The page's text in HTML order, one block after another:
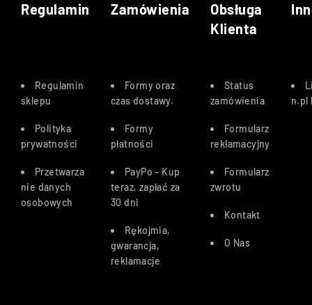
Regulamin Zamówienia
Obsługa
Klienta
Regulamin
sklepu
Polityka
prywatności
Przetwarza
nie danych
osobowych
Formy oraz
czas dostawy.
Formy
płatności
PayPo – Kup
teraz, zapłać za
30 dni
Rękojmia,
gwarancja,
reklamacje
Status
zamówienia
Formularz
reklamacyjny
Formularz
zwrotu
Kontakt
O Nas
n.pl